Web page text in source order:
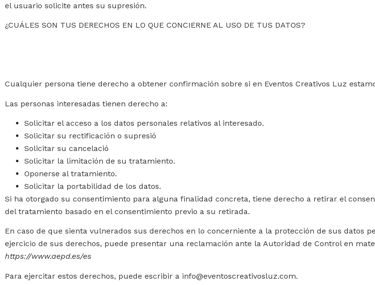
el usuario solicite antes su supresión.
¿CUÁLES SON TUS DERECHOS EN LO QUE CONCIERNE AL USO DE TUS DATOS?
Cualquier persona tiene derecho a obtener confirmación sobre si en Eventos Creativos Luz
Las personas interesadas tienen derecho a:
Solicitar el acceso a los datos personales relativos al interesado.
Solicitar su rectificación o supresió
Solicitar su cancelació
Solicitar la limitación de su tratamiento.
Oponerse al tratamiento.
Solicitar la portabilidad de los datos.
Si ha otorgado su consentimiento para alguna finalidad concreta, tiene derecho a retirar el
del tratamiento basado en el consentimiento previo a su retirada.
En caso de que sienta vulnerados sus derechos en lo concerniente a la protección de sus datos
ejercicio de sus derechos, puede presentar una reclamación ante la Autoridad de Control en
https://www.aepd.es/es
Para ejercitar estos derechos, puede escribir a info@eventoscreativosluz.com.